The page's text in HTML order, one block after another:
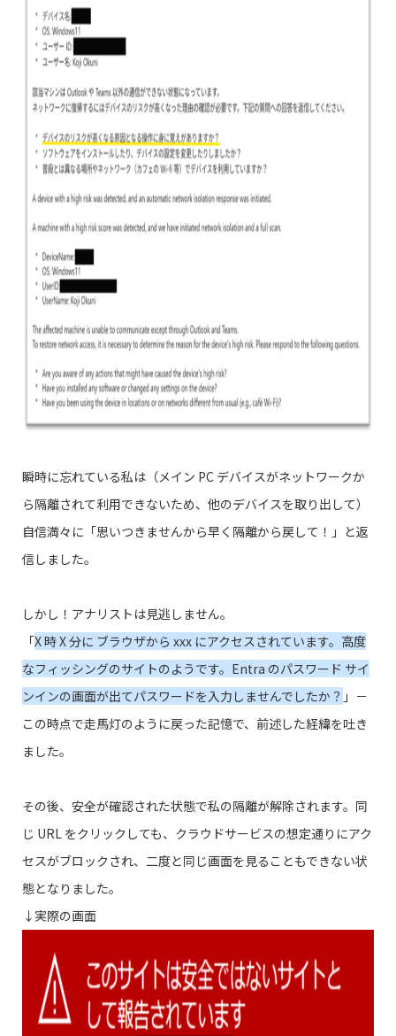
瞬時に忘れている私は（メイン PC デバイスがネットワークか
ら隔離されて利用できないため、他のデバイスを取り出して）
自信満々に「思いつきませんから早く隔離から戻して！」と返
信しました。
しかし！アナリストは見逃しません。
「X 時 X 分に ブラウザから xxx にアクセスされています。高度
なフィッシングのサイトのようです。Entra のパスワード サイ
ンインの画面が出てパスワードを入力しませんでしたか？ 」－
この時点で走馬灯のように戻った記憶で、前述した経緯を吐き
ました。
その後、安全が確認された状態で私の隔離が解除されます。同
じ URL をクリックしても、クラウドサービスの想定通りにアク
セスがブロックされ、二度と同じ画面を見ることもできない状
態となりました。
↓実際の画面